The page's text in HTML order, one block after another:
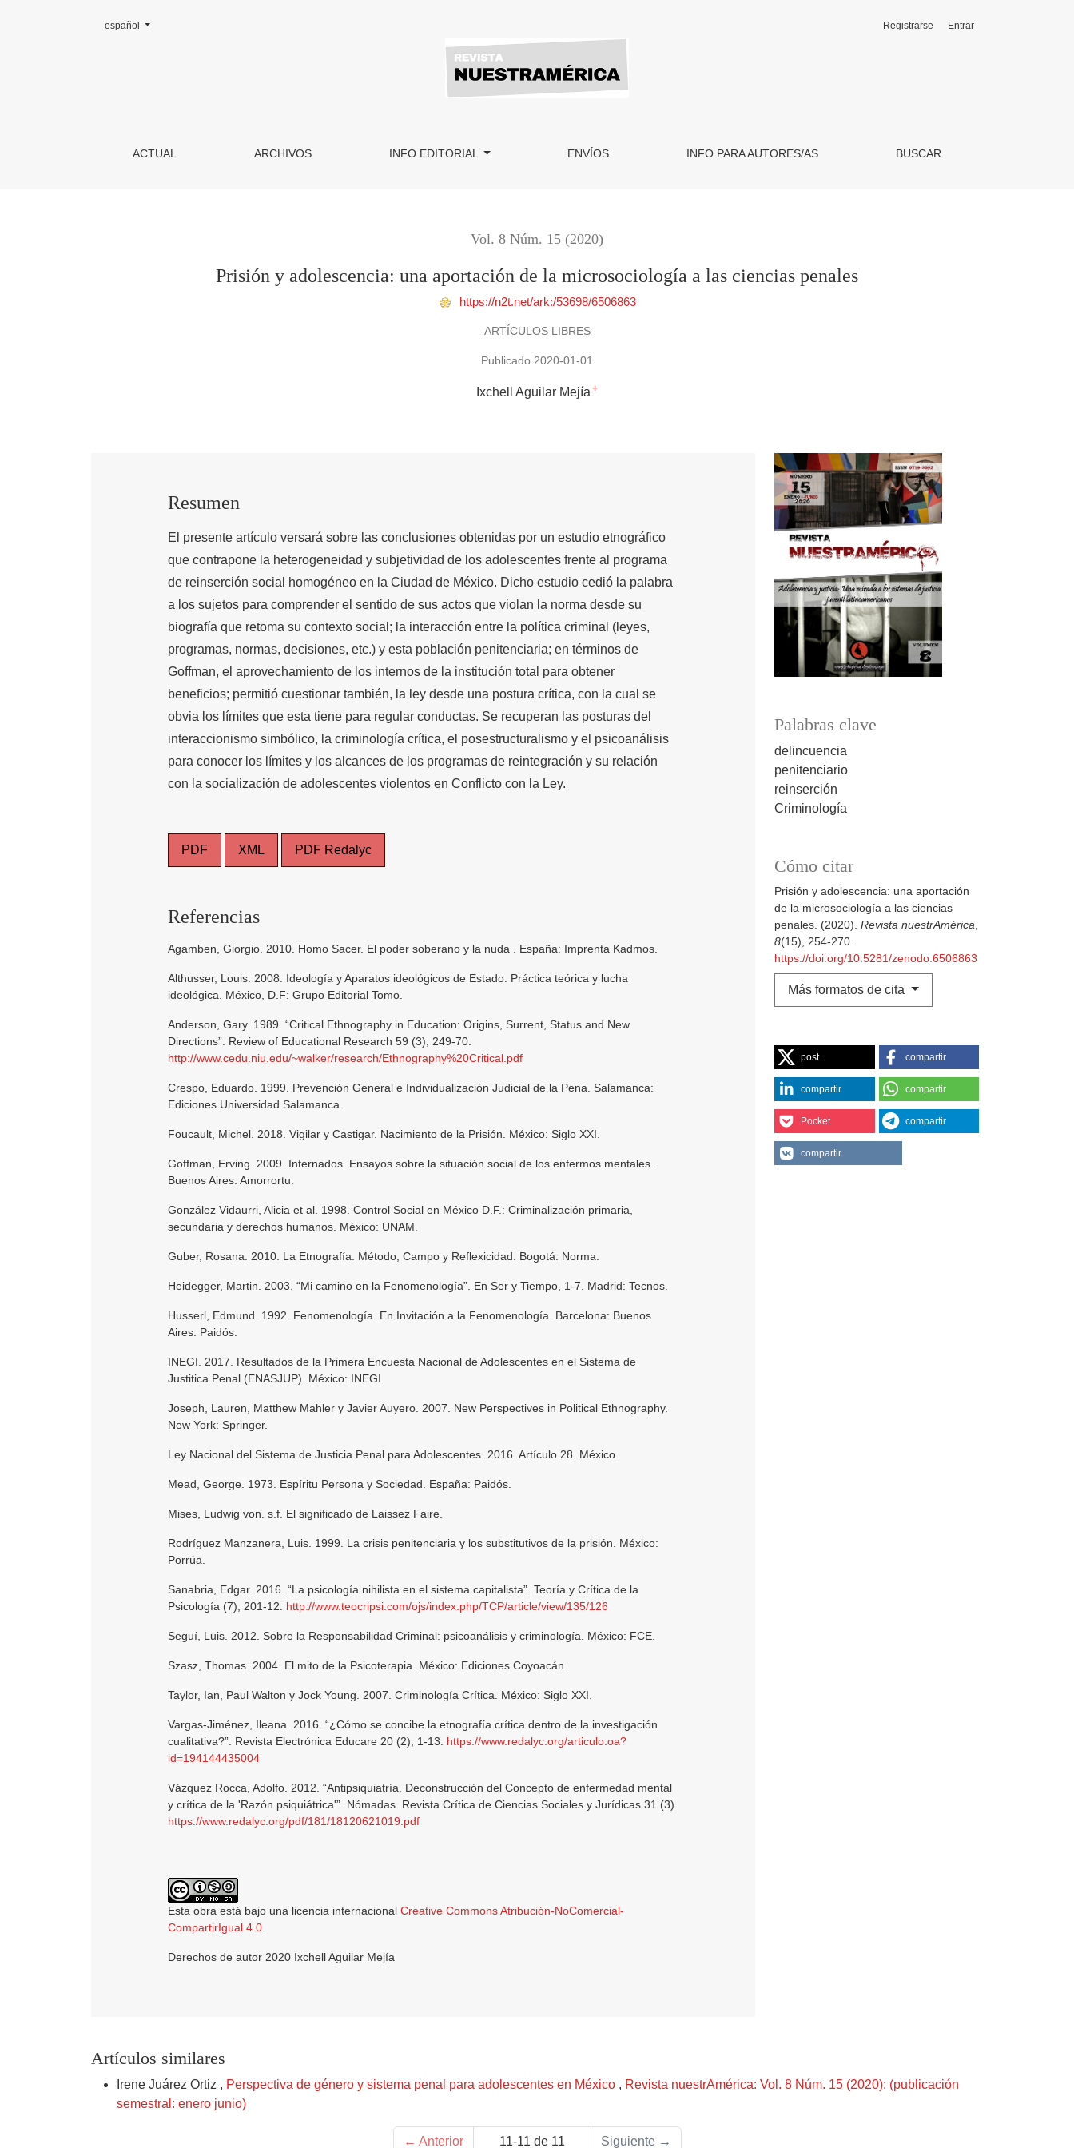
Prisión y adolescencia: una aportación de la microsociología a las ciencias penales
ACTUAL ARCHIVOS INFO EDITORIAL ENVÍOS INFO PARA AUTORES/AS BUSCAR
Registrarse Entrar
Cambiar el idioma. El actual es:
español
Vol. 8 Núm. 15 (2020)
Prisión y adolescencia: una aportación de la microsociología a las ciencias penales
https://n2t.net/ark:/53698/6506863
ARTÍCULOS LIBRES
Publicado 2020-01-01
Ixchell Aguilar Mejía +
Palabras clave
delincuencia
penitenciario
reinserción
Criminología
Cómo citar
Prisión y adolescencia: una aportación
de la microsociología a las ciencias
penales. (2020). Revista nuestrAmérica
8(15), 254-270.
https://doi.org/10.5281/zenodo.6506863
Más formatos de cita
post compartir
compartir compartir
Pocket compartir
compartir
Resumen
El presente artículo versará sobre las conclusiones obtenidas por un estudio etnográfico
que contrapone la heterogeneidad y subjetividad de los adolescentes frente al programa
de reinserción social homogéneo en la Ciudad de México. Dicho estudio cedió la palabra
a los sujetos para comprender el sentido de sus actos que violan la norma desde su
biografía que retoma su contexto social; la interacción entre la política criminal (leyes,
programas, normas, decisiones, etc.) y esta población penitenciaria; en términos de
Goffman, el aprovechamiento de los internos de la institución total para obtener
beneficios; permitió cuestionar también, la ley desde una postura crítica, con la cual se
obvia los límites que esta tiene para regular conductas. Se recuperan las posturas del
interaccionismo simbólico, la criminología crítica, el posestructuralismo y el psicoanálisis
para conocer los límites y los alcances de los programas de reintegración y su relación
con la socialización de adolescentes violentos en Conflicto con la Ley.
PDF XML PDF Redalyc
Referencias
Agamben, Giorgio. 2010. Homo Sacer. El poder soberano y la nuda . España: Imprenta Kadmos.
Althusser, Louis. 2008. Ideología y Aparatos ideológicos de Estado. Práctica teórica y lucha
ideológica. México, D.F: Grupo Editorial Tomo.
Anderson, Gary. 1989. “Critical Ethnography in Education: Origins, Surrent, Status and New
Directions”. Review of Educational Research 59 (3), 249-70.
http://www.cedu.niu.edu/~walker/research/Ethnography%20Critical.pdf
Crespo, Eduardo. 1999. Prevención General e Individualización Judicial de la Pena. Salamanca:
Ediciones Universidad Salamanca.
Foucault, Michel. 2018. Vigilar y Castigar. Nacimiento de la Prisión. México: Siglo XXI.
Goffman, Erving. 2009. Internados. Ensayos sobre la situación social de los enfermos mentales.
Buenos Aires: Amorrortu.
González Vidaurri, Alicia et al. 1998. Control Social en México D.F.: Criminalización primaria,
secundaria y derechos humanos. México: UNAM.
Guber, Rosana. 2010. La Etnografía. Método, Campo y Reflexicidad. Bogotá: Norma.
Heidegger, Martin. 2003. “Mi camino en la Fenomenología”. En Ser y Tiempo, 1-7. Madrid: Tecnos.
Husserl, Edmund. 1992. Fenomenología. En Invitación a la Fenomenología. Barcelona: Buenos
Aires: Paidós.
INEGI. 2017. Resultados de la Primera Encuesta Nacional de Adolescentes en el Sistema de
Justitica Penal (ENASJUP). México: INEGI.
Joseph, Lauren, Matthew Mahler y Javier Auyero. 2007. New Perspectives in Political Ethnography.
New York: Springer.
Ley Nacional del Sistema de Justicia Penal para Adolescentes. 2016. Artículo 28. México.
Mead, George. 1973. Espíritu Persona y Sociedad. España: Paidós.
Mises, Ludwig von. s.f. El significado de Laissez Faire.
Rodríguez Manzanera, Luis. 1999. La crisis penitenciaria y los substitutivos de la prisión. México:
Porrúa.
Sanabria, Edgar. 2016. “La psicología nihilista en el sistema capitalista”. Teoría y Crítica de la
Psicología (7), 201-12. http://www.teocripsi.com/ojs/index.php/TCP/article/view/135/126
Seguí, Luis. 2012. Sobre la Responsabilidad Criminal: psicoanálisis y criminología. México: FCE.
Szasz, Thomas. 2004. El mito de la Psicoterapia. México: Ediciones Coyoacán.
Taylor, Ian, Paul Walton y Jock Young. 2007. Criminología Crítica. México: Siglo XXI.
Vargas-Jiménez, Ileana. 2016. “¿Cómo se concibe la etnografía crítica dentro de la investigación
cualitativa?”. Revista Electrónica Educare 20 (2), 1-13. https://www.redalyc.org/articulo.oa?
id=194144435004
Vázquez Rocca, Adolfo. 2012. “Antipsiquiatría. Deconstrucción del Concepto de enfermedad mental
y crítica de la 'Razón psiquiátrica'”. Nómadas. Revista Crítica de Ciencias Sociales y Jurídicas 31 (3).
https://www.redalyc.org/pdf/181/18120621019.pdf
Esta obra está bajo una licencia internacional Creative Commons Atribución-NoComercial-
CompartirIgual 4.0.
Derechos de autor 2020 Ixchell Aguilar Mejía
Artículos similares
Irene Juárez Ortiz , Perspectiva de género y sistema penal para adolescentes en México , Revista nuestrAmérica: Vol. 8 Núm. 15 (2020): (publicación
semestral: enero junio)
← Anterior 11-11 de 11 Siguiente →